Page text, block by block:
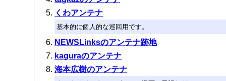
くわアンテナ
基本的に個人的な巡回用です。
NEWSLinksのアンテナ跡地
kaguraのアンテナ
海本広樹のアンテナ